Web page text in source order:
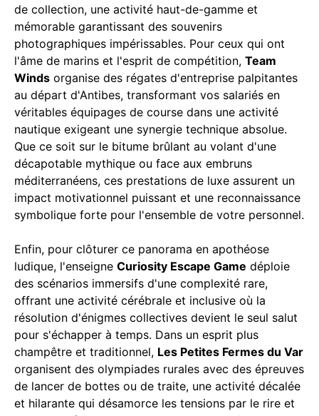
de collection, une activité haut-de-gamme et
mémorable garantissant des souvenirs
photographiques impérissables. Pour ceux qui ont
l'âme de marins et l'esprit de compétition, Team
Winds organise des régates d'entreprise palpitantes
au départ d'Antibes, transformant vos salariés en
véritables équipages de course dans une activité
nautique exigeant une synergie technique absolue.
Que ce soit sur le bitume brûlant au volant d'une
décapotable mythique ou face aux embruns
méditerranéens, ces prestations de luxe assurent un
impact motivationnel puissant et une reconnaissance
symbolique forte pour l'ensemble de votre personnel.
Enfin, pour clôturer ce panorama en apothéose
ludique, l'enseigne Curiosity Escape Game déploie
des scénarios immersifs d'une complexité rare,
offrant une activité cérébrale et inclusive où la
résolution d'énigmes collectives devient le seul salut
pour s'échapper à temps. Dans un esprit plus
champêtre et traditionnel, Les Petites Fermes du Var
organisent des olympiades rurales avec des épreuves
de lancer de bottes ou de traite, une activité décalée
et hilarante qui désamorce les tensions par le rire et